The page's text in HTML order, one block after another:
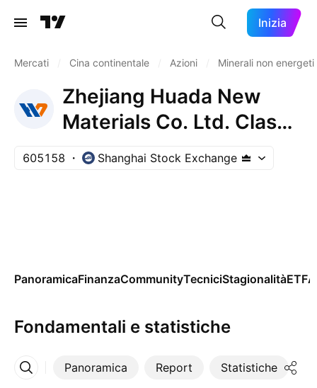
Inizia
Mercati Cina continentale Azioni Minerali non
Zhejiang Huada New
Materials Co. Ltd. Class
A
605158 Shanghai Stock Exchange
PanoramicaFinanzaCommunityTecniciStagionalitàETF
Fondamentali e statistiche
Panoramica Report Statistiche
Altro